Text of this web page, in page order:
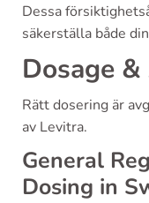
Dessa
säkerställa både
Dosage
Rätt dosering är
av Levitra.
General
Dosing in